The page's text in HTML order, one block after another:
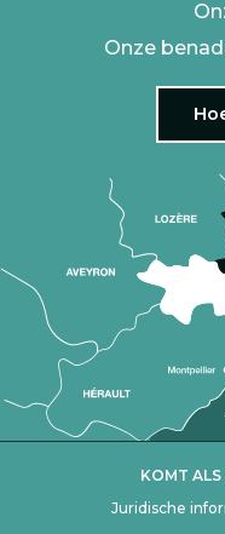
Onze
Juridische
KOMT ALS